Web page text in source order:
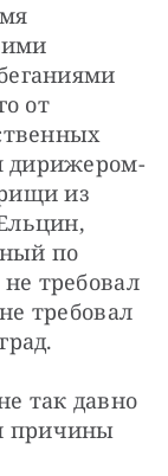
от
дирижером-
из
по
требовал
требовал
так давно
причины